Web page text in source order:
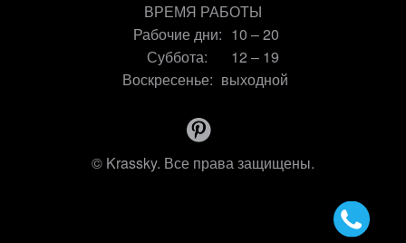
ВРЕМЯ РАБОТЫ
Рабочие дни: 10 – 20
Суббота:
12 – 19
Воскресенье: выходной
© Krassky. Все права защищены.